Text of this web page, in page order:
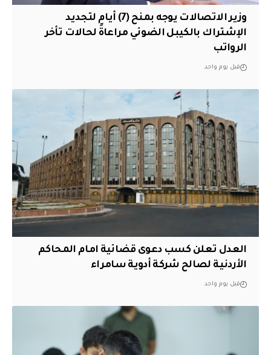
وزير الاتصالات يوجه بمنح (7) أيام لتجديد
الإشتراك بالكيبل الضوئي مراعاةً لحالات تأخر
الرواتب
قبل يوم واحد
العدل تعلن كسب دعوى قضائية امام المحاكم
الأردنية لصالح شركة أدوية سامراء
قبل يوم واحد